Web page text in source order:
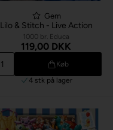
Gem
Lilo & Stitch - Live Action
1000 br. Educa
119,00 DKK
Køb
4 stk på lager